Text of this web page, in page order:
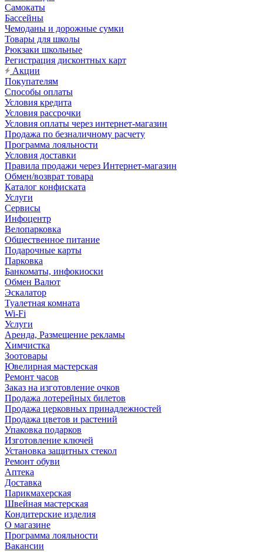
Самокаты
Бассейны
Чемоданы и дорожные сумки
Товары для школы
Рюкзаки школьные
Регистрация дисконтных карт
Акции
Покупателям
Способы оплаты
Условия кредита
Условия рассрочки
Условия оплаты через интернет-магазин
Продажа по безналичному расчету
Программа лояльности
Условия доставки
Правила продажи через Интернет-магазин
Обмен/возврат товара
Каталог конфиската
Услуги
Сервисы
Инфоцентр
Велопарковка
Общественное питание
Подарочные карты
Парковка
Банкоматы, инфокиоски
Обмен Валют
Эскалатор
Туалетная комната
Wi-Fi
Услуги
Аренда, Размещение рекламы
Химчистка
Зоотовары
Ювелирная мастерская
Ремонт часов
Заказ на изготовление очков
Продажа лотерейных билетов
Продажа церковных принадлежностей
Продажа цветов и растений
Упаковка подарков
Изготовление ключей
Установка защитных стекол
Ремонт обуви
Аптека
Доставка
Парикмахерская
Швейная мастерская
Кондитерские изделия
О магазине
Программа лояльности
Вакансии